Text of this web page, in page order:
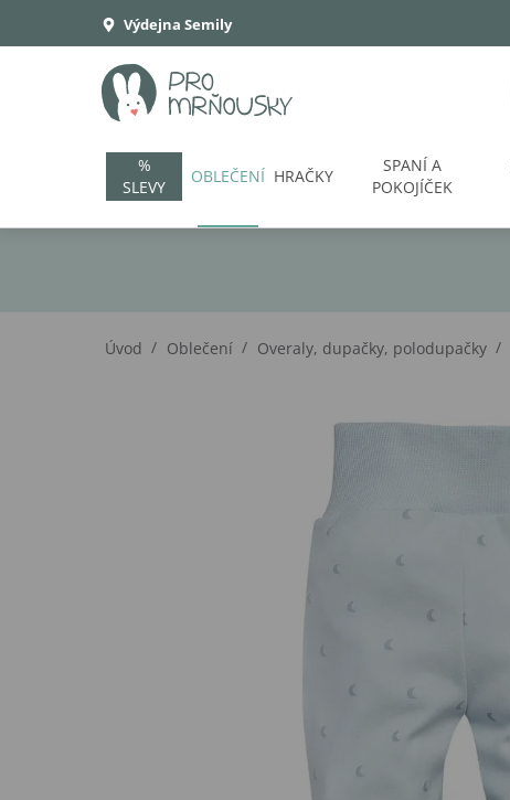
Výdejna Semily
%
SLEVY
OBLEČENÍ HRAČKY
SPANÍ A
POKOJÍČEK
Úvod / Oblečení / Overaly, dupačky, polodupačky /